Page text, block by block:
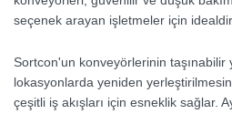
seçenek arayan işletmeler için idealdir.
Sortcon'un konveyörlerinin taşınabilir
lokasyonlarda yeniden
çeşitli iş akışları için esneklik sağlar.